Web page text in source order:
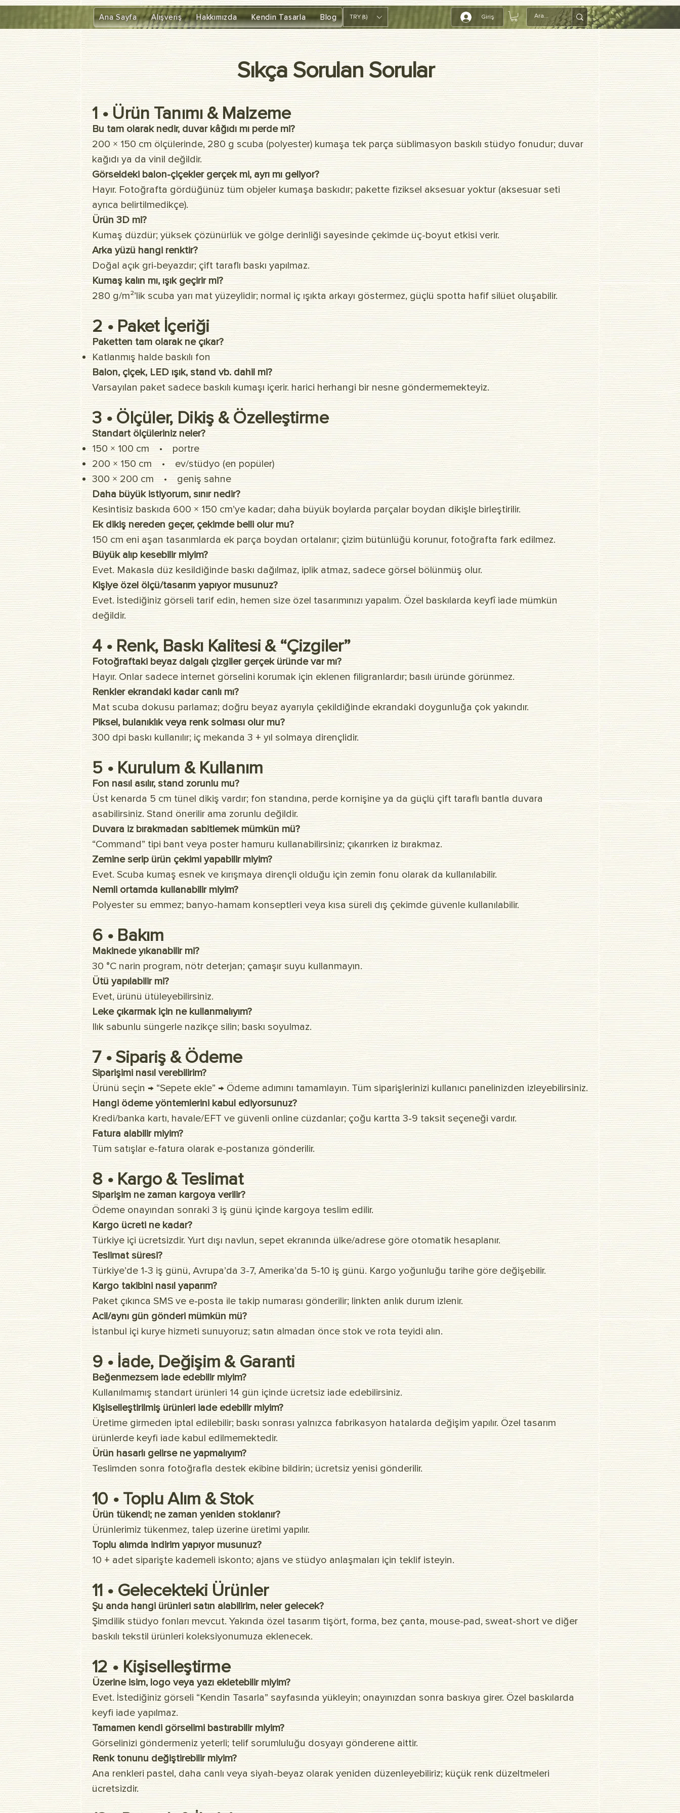
google-site-verification=diZDfQffI8VBmUt2rHnbkYDIrcztmWKEWt5_Om4tH5U
Ana Sayfa Alışveriş Hakkımızda Kendin Tasarla Blog TRY (₺) Giriş
Sıkça Sorulan Sorular
1 • Ürün Tanımı & Malzeme
Bu tam olarak nedir, duvar kâğıdı mı perde mi?
200 × 150 cm ölçülerinde, 280 g scuba (polyester) kumaşa tek parça süblimasyon baskılı stüdyo fonudur; duvar
kağıdı ya da vinil değildir.
Görseldeki balon-çiçekler gerçek mi, ayrı mı geliyor?
Hayır. Fotoğrafta gördüğünüz tüm objeler kumaşa baskıdır; pakette fiziksel aksesuar yoktur (aksesuar seti
ayrıca belirtilmedikçe).
Ürün 3D mi?
Kumaş düzdür; yüksek çözünürlük ve gölge derinliği sayesinde çekimde üç-boyut etkisi verir.
Arka yüzü hangi renktir?
Doğal açık gri-beyazdır; çift taraflı baskı yapılmaz.
Kumaş kalın mı, ışık geçirir mi?
280 g/m²’lik scuba yarı mat yüzeylidir; normal iç ışıkta arkayı göstermez, güçlü spotta hafif silüet oluşabilir.
2 • Paket İçeriği
Paketten tam olarak ne çıkar?
Katlanmış halde baskılı fon
Balon, çiçek, LED ışık, stand vb. dahil mi?
Varsayılan paket sadece baskılı kumaşı içerir. harici herhangi bir nesne göndermemekteyiz.
3 • Ölçüler, Dikiş & Özelleştirme
Standart ölçüleriniz neler?
150 × 100 cm • portre
200 × 150 cm • ev/stüdyo (en popüler)
300 × 200 cm • geniş sahne
Daha büyük istiyorum, sınır nedir?
Kesintisiz baskıda 600 × 150 cm’ye kadar; daha büyük boylarda parçalar boydan dikişle birleştirilir.
Ek dikiş nereden geçer, çekimde belli olur mu?
150 cm eni aşan tasarımlarda ek parça boydan ortalanır; çizim bütünlüğü korunur, fotoğrafta fark edilmez.
Büyük alıp kesebilir miyim?
Evet. Makasla düz kesildiğinde baskı dağılmaz, iplik atmaz, sadece görsel bölünmüş olur.
Kişiye özel ölçü/tasarım yapıyor musunuz?
Evet. İstediğiniz görseli tarif edin, hemen size özel tasarımınızı yapalım. Özel baskılarda keyfî iade mümkün
değildir.
4 • Renk, Baskı Kalitesi & “Çizgiler”
Fotoğraftaki beyaz dalgalı çizgiler gerçek üründe var mı?
Hayır. Onlar sadece internet görselini korumak için eklenen filigranlardır; basılı üründe görünmez.
Renkler ekrandaki kadar canlı mı?
Mat scuba dokusu parlamaz; doğru beyaz ayarıyla çekildiğinde ekrandaki doygunluğa çok yakındır.
Piksel, bulanıklık veya renk solması olur mu?
300 dpi baskı kullanılır; iç mekanda 3 + yıl solmaya dirençlidir.
5 • Kurulum & Kullanım
Fon nasıl asılır, stand zorunlu mu?
Üst kenarda 5 cm tünel dikiş vardır; fon standına, perde kornişine ya da güçlü çift taraflı bantla duvara
asabilirsiniz. Stand önerilir ama zorunlu değildir.
Duvara iz bırakmadan sabitlemek mümkün mü?
“Command” tipi bant veya poster hamuru kullanabilirsiniz; çıkarırken iz bırakmaz.
Zemine serip ürün çekimi yapabilir miyim?
Evet. Scuba kumaş esnek ve kırışmaya dirençli olduğu için zemin fonu olarak da kullanılabilir.
Nemli ortamda kullanabilir miyim?
Polyester su emmez; banyo-hamam konseptleri veya kısa süreli dış çekimde güvenle kullanılabilir.
6 • Bakım
Makinede yıkanabilir mi?
30 °C narin program, nötr deterjan; çamaşır suyu kullanmayın.
Ütü yapılabilir mi?
Evet, ürünü ütüleyebilirsiniz.
Leke çıkarmak için ne kullanmalıyım?
Ilık sabunlu süngerle nazikçe silin; baskı soyulmaz.
7 • Sipariş & Ödeme
Siparişimi nasıl verebilirim?
Ürünü seçin → “Sepete ekle” → Ödeme adımını tamamlayın. Tüm siparişlerinizi kullanıcı panelinizden izleyebilirsiniz.
Hangi ödeme yöntemlerini kabul ediyorsunuz?
Kredi/banka kartı, havale/EFT ve güvenli online cüzdanlar; çoğu kartta 3-9 taksit seçeneği vardır.
Fatura alabilir miyim?
Tüm satışlar e-fatura olarak e-postanıza gönderilir.
8 • Kargo & Teslimat
Siparişim ne zaman kargoya verilir?
Ödeme onayından sonraki 3 iş günü içinde kargoya teslim edilir.
Kargo ücreti ne kadar?
Türkiye içi ücretsizdir. Yurt dışı navlun, sepet ekranında ülke/adrese göre otomatik hesaplanır.
Teslimat süresi?
Türkiye’de 1-3 iş günü, Avrupa’da 3-7, Amerika’da 5-10 iş günü. Kargo yoğunluğu tarihe göre değişebilir.
Kargo takibini nasıl yaparım?
Paket çıkınca SMS ve e-posta ile takip numarası gönderilir; linkten anlık durum izlenir.
Acil/aynı gün gönderi mümkün mü?
İstanbul içi kurye hizmeti sunuyoruz; satın almadan önce stok ve rota teyidi alın.
9 • İade, Değişim & Garanti
Beğenmezsem iade edebilir miyim?
Kullanılmamış standart ürünleri 14 gün içinde ücretsiz iade edebilirsiniz.
Kişiselleştirilmiş ürünleri iade edebilir miyim?
Üretime girmeden iptal edilebilir; baskı sonrası yalnızca fabrikasyon hatalarda değişim yapılır. Özel tasarım
ürünlerde keyfi iade kabul edilmemektedir.
Ürün hasarlı gelirse ne yapmalıyım?
Teslimden sonra fotoğrafla destek ekibine bildirin; ücretsiz yenisi gönderilir.
10 • Toplu Alım & Stok
Ürün tükendi; ne zaman yeniden stoklanır?
Ürünlerimiz tükenmez, talep üzerine üretimi yapılır.
Toplu alımda indirim yapıyor musunuz?
10 + adet siparişte kademeli iskonto; ajans ve stüdyo anlaşmaları için teklif isteyin.
11 • Gelecekteki Ürünler
Şu anda hangi ürünleri satın alabilirim, neler gelecek?
Şimdilik stüdyo fonları mevcut. Yakında özel tasarım tişört, forma, bez çanta, mouse-pad, sweat-short ve diğer
baskılı tekstil ürünleri koleksiyonumuza eklenecek.
12 • Kişiselleştirme
Üzerine isim, logo veya yazı ekletebilir miyim?
Evet. İstediğiniz görseli “Kendin Tasarla” sayfasında yükleyin; onayınızdan sonra baskıya girer. Özel baskılarda
keyfi iade yapılmaz.
Tamamen kendi görselimi bastırabilir miyim?
Görselinizi göndermeniz yeterli; telif sorumluluğu dosyayı gönderene aittir.
Renk tonunu değiştirebilir miyim?
Ana renkleri pastel, daha canlı veya siyah-beyaz olarak yeniden düzenleyebiliriz; küçük renk düzeltmeleri
ücretsizdir.